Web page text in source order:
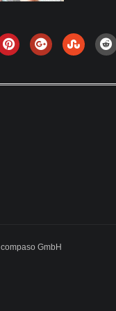
compaso GmbH